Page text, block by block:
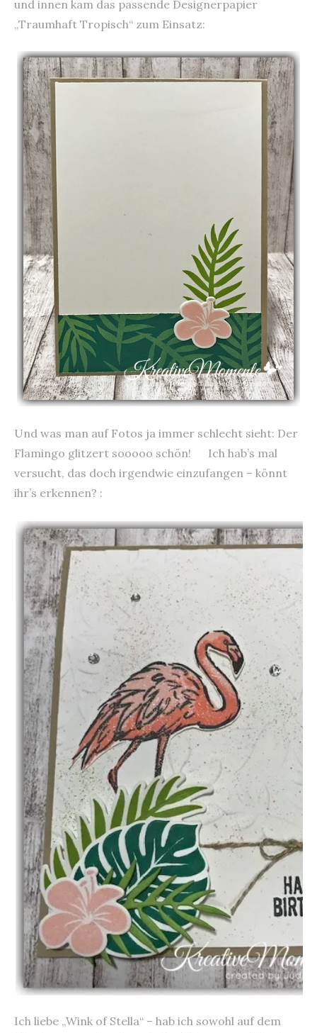
und innen kam das passende Designerpapier
„Traumhaft Tropisch“ zum Einsatz:
Und was man auf Fotos ja immer schlecht sieht: Der
Flamingo glitzert sooooo schön! Ich hab’s mal
versucht, das doch irgendwie einzufangen – könnt
ihr’s erkennen? :
Ich liebe „Wink of Stella“ – hab ich sowohl auf dem